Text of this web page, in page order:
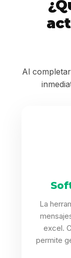
Al
La
excel.
permite